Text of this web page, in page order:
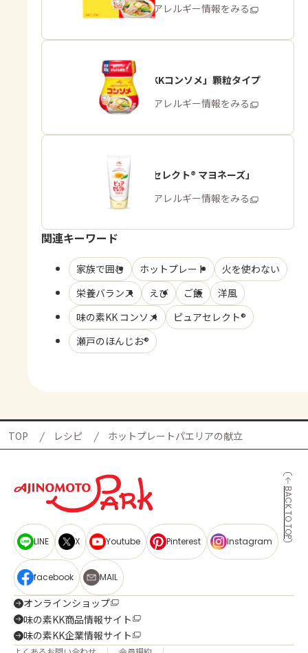
商品・アレルギー情報をみる
「味の素KKコンソメ」顆粒タイプ
商品・アレルギー情報をみる
「ピュアセレクト® マヨネーズ」
商品・アレルギー情報をみる
関連キーワード
家族で囲む ホットプレート
火を使わない
栄養バランス
えび ご飯
洋風
味の素KK コンソメ
ピュアセレクト®
瀬戸のほんじお®
TOP レシピ ホットプレートパエリアの献立
BACK TO TOP
LINE X Youtube Pinterest Instagram
facebook MAIL
オンラインショップ
味の素KK商品情報サイト
味の素KK企業情報サイト